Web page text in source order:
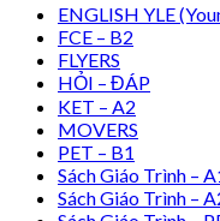
ENGLISH YLE
FCE – B2
FLYERS
HỎI – ĐÁP
KET – A2
MOVERS
PET – B1
Sách Giáo Trình –
Sách Giáo Trình –